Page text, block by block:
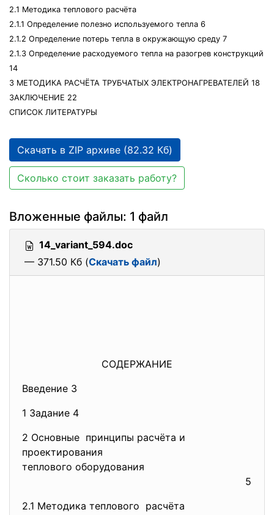
2.1 Методика теплового расчёта
2.1.1 Определение полезно используемого тепла 6
2.1.2 Определение потерь тепла в окружающую среду 7
2.1.3 Определение расходуемого тепла на разогрев конструкций
14
3 МЕТОДИКА РАСЧЁТА ТРУБЧАТЫХ ЭЛЕКТРОНАГРЕВАТЕЛЕЙ 18
ЗАКЛЮЧЕНИЕ 22
СПИСОК ЛИТЕРАТУРЫ
Скачать в ZIP архиве (82.32 Кб)
Сколько стоит заказать работу?
Вложенные файлы: 1 файл
14_variant_594.doc
— 371.50 Кб (Скачать файл)
СОДЕРЖАНИЕ
Введение 3
1 Задание 4
2 Основные принципы расчёта и
проектирования
теплового оборудования
5
2.1 Методика теплового расчёта